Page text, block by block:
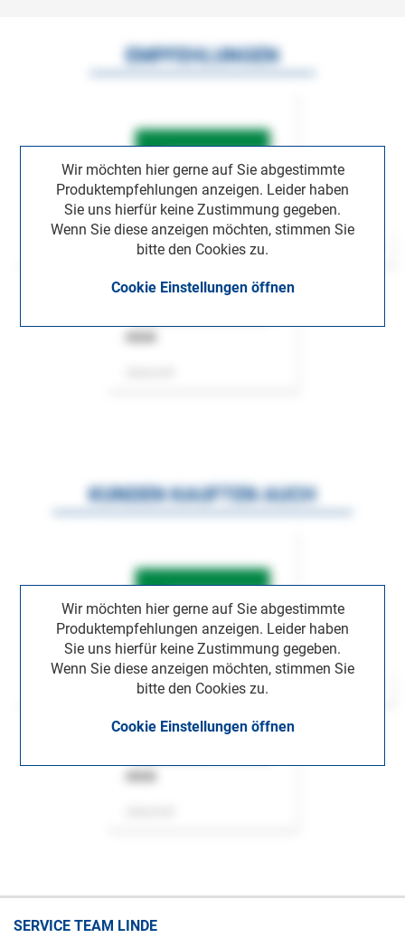
Wir möchten hier gerne auf Sie abgestimmte
Produktempfehlungen anzeigen. Leider haben
Sie uns hierfür keine Zustimmung gegeben.
Wenn Sie diese anzeigen möchten, stimmen Sie
bitte den Cookies zu.
Cookie Einstellungen öffnen
EMPFEHLUNGEN
Wir möchten hier gerne auf Sie abgestimmte
Produktempfehlungen anzeigen. Leider haben
Sie uns hierfür keine Zustimmung gegeben.
Wenn Sie diese anzeigen möchten, stimmen Sie
bitte den Cookies zu.
Cookie Einstellungen öffnen
KUNDEN KAUFTEN AUCH
SERVICE TEAM LINDE